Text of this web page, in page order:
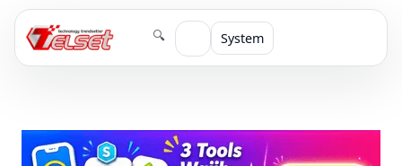
🔍 System